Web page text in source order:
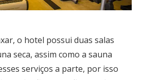
o hotel possui duas salas
seca, assim como a sauna
serviços a parte, por isso